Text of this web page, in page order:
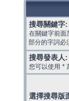
搜尋關鍵字:
在關鍵字前面
部分的字詞必
搜尋發表人:
您可以使用 *
選擇搜尋版